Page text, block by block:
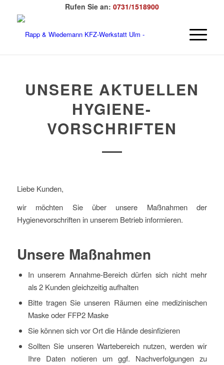
Rufen Sie an: 0731/1518900
UNSERE AKTUELLEN
HYGIENE-
VORSCHRIFTEN
Liebe Kunden,
wir möchten Sie über unsere Maßnahmen der
Hygienevorschriften in unserem Betrieb informieren.
Unsere Maßnahmen
In unserem Annahme-Bereich dürfen sich nicht mehr
als 2 Kunden gleichzeitig aufhalten
Bitte tragen Sie unseren Räumen eine medizinischen
Maske oder FFP2 Maske
Sie können sich vor Ort die Hände desinfizieren
Sollten Sie unseren Wartebereich nutzen, werden wir
Ihre Daten notieren um ggf. Nachverfolgungen zu